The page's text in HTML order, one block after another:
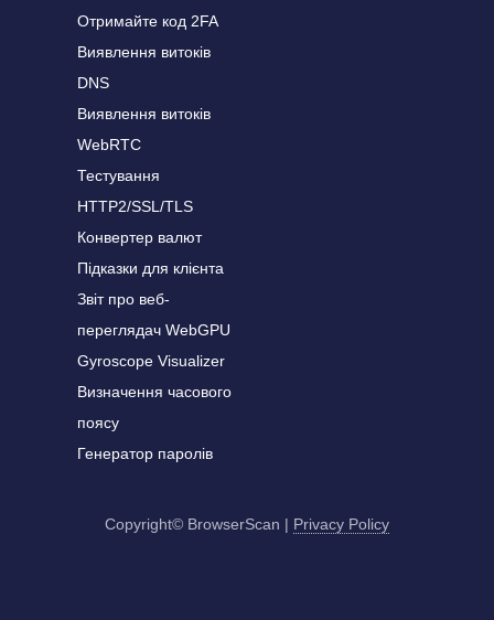
Отримайте код 2FA
Виявлення витоків
DNS
Виявлення витоків
WebRTC
Тестування
HTTP2/SSL/TLS
Конвертер валют
Підказки для клієнта
Звіт про веб-
переглядач WebGPU
Gyroscope Visualizer
Визначення часового
поясу
Генератор паролів
Copyright© BrowserScan | Privacy Policy